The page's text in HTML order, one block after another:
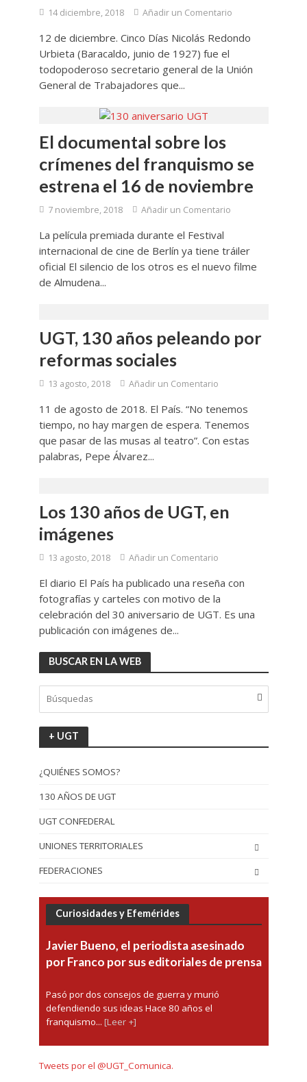
14 diciembre, 2018 Añadir un Comentario
12 de diciembre. Cinco Días Nicolás Redondo
Urbieta (Baracaldo, junio de 1927) fue el
todopoderoso secretario general de la Unión
General de Trabajadores que...
El documental sobre los
crímenes del franquismo se
estrena el 16 de noviembre
7 noviembre, 2018 Añadir un Comentario
La película premiada durante el Festival
internacional de cine de Berlín ya tiene tráiler
oficial El silencio de los otros es el nuevo filme
de Almudena...
UGT, 130 años peleando por
reformas sociales
13 agosto, 2018 Añadir un Comentario
11 de agosto de 2018. El País. “No tenemos
tiempo, no hay margen de espera. Tenemos
que pasar de las musas al teatro”. Con estas
palabras, Pepe Álvarez...
Los 130 años de UGT, en
imágenes
13 agosto, 2018 Añadir un Comentario
El diario El País ha publicado una reseña con
fotografías y carteles con motivo de la
celebración del 30 aniversario de UGT. Es una
publicación con imágenes de...
BUSCAR EN LA WEB
+ UGT
¿QUIÉNES SOMOS?
130 AÑOS DE UGT
UGT CONFEDERAL
UNIONES TERRITORIALES
FEDERACIONES
Curiosidades y Efemérides
Javier Bueno, el periodista asesinado
por Franco por sus editoriales de prensa
Pasó por dos consejos de guerra y murió
defendiendo sus ideas Hace 80 años el
franquismo... [Leer +]
Tweets por el @UGT_Comunica.